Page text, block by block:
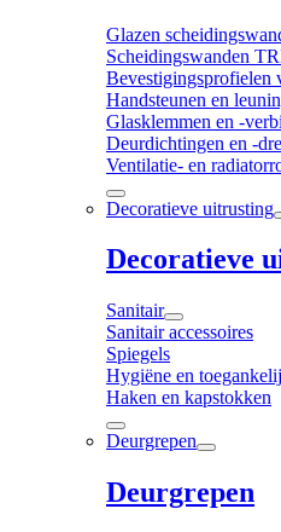
Glazen
Scheidingswanden
Bevestigingsprofielen
Handsteunen en
Glasklemmen en -
Deurdichtingen en -
Ventilatie- en
Decoratieve uitrusting
Decoratieve
Sanitair
Sanitair accessoires
Spiegels
Hygiëne en
Haken en kapstokken
Deurgrepen
Deurgrepen